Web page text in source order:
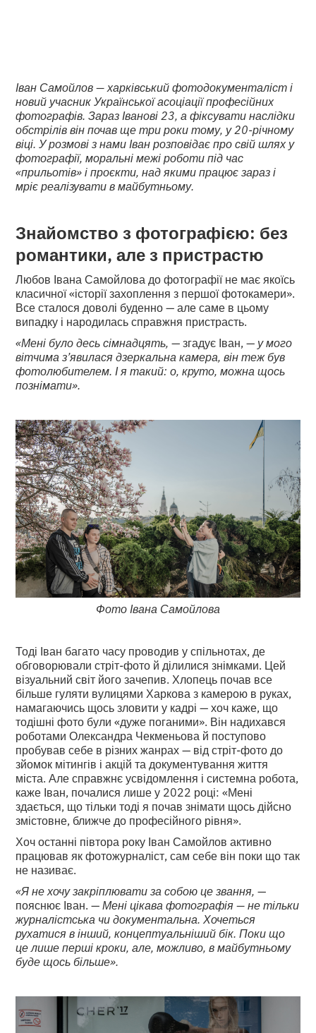
Іван Самойлов — харківський фотодокументаліст і
новий учасник Української асоціації професійних
фотографів. Зараз Іванові 23, а фіксувати наслідки
обстрілів він почав ще три роки тому, у 20-річному
віці. У розмові з нами Іван розповідає про свій шлях у
фотографії, моральні межі роботи під час
«прильотів» і проєкти, над якими працює зараз і
мріє реалізувати в майбутньому.
Знайомство з фотографією: без
романтики, але з пристрастю
Любов Івана Самойлова до фотографії не має якоїсь
класичної «історії захоплення з першої фотокамери».
Все сталося доволі буденно — але саме в цьому
випадку і народилась справжня пристрасть.
«Мені було десь сімнадцять,— згадує Іван, — у мого
вітчима з’явилася дзеркальна камера, він теж був
фотолюбителем. І я такий: о, круто, можна щось
познімати».
Фото Івана Самойлова
Тоді Іван багато часу проводив у спільнотах, де
обговорювали стріт-фото й ділилися знімками. Цей
візуальний світ його зачепив. Хлопець почав все
більше гуляти вулицями Харкова з камерою в руках,
намагаючись щось зловити у кадрі — хоч каже, що
тодішні фото були «дуже поганими». Він надихався
роботами Олександра Чекменьова й поступово
пробував себе в різних жанрах — від стріт-фото до
зйомок мітингів і акцій та документування життя
міста. Але справжнє усвідомлення і системна робота,
каже Іван, почалися лише у 2022 році: «Мені
здається, що тільки тоді я почав знімати щось дійсно
змістовне, ближче до професійного рівня».
Хоч останні півтора року Іван Самойлов активно
працював як фотожурналіст, сам себе він поки що так
не називає.
«Я не хочу закріплювати за собою це звання, —
пояснює Іван. —Мені цікава фотографія — не тільки
журналістська чи документальна. Хочеться
рухатися в інший, концептуальніший бік. Поки що
це лише перші кроки, але, можливо, в майбутньому
буде щось більше».